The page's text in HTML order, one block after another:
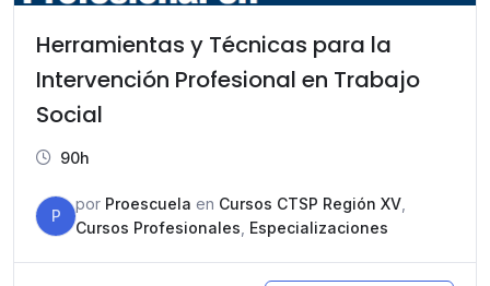
Herramientas y Técnicas para la
Intervención Profesional en Trabajo
Social
90h
P
por Proescuela en Cursos CTSP Región XV
Cursos Profesionales Especializaciones